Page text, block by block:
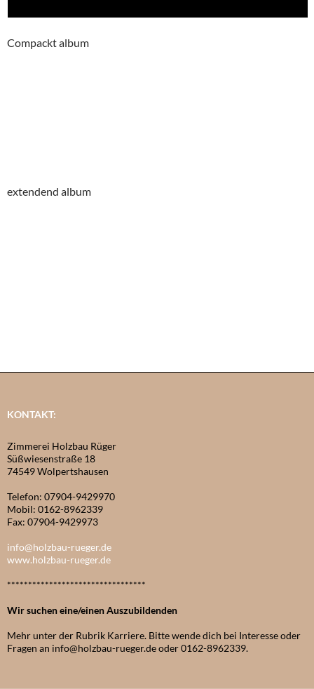
Compackt album
extendend album
KONTAKT:
Zimmerei Holzbau Rüger
Süßwiesenstraße 18
74549 Wolpertshausen
Telefon: 07904-9429970
Mobil: 0162-8962339
Fax: 07904-9429973
info@holzbau-rueger.de
www.holzbau-rueger.de
*********************************
Wir suchen eine/einen Auszubildenden
Mehr unter der Rubrik Karriere. Bitte wende dich bei Interesse oder
Fragen an info@holzbau-rueger.de oder 0162-8962339.